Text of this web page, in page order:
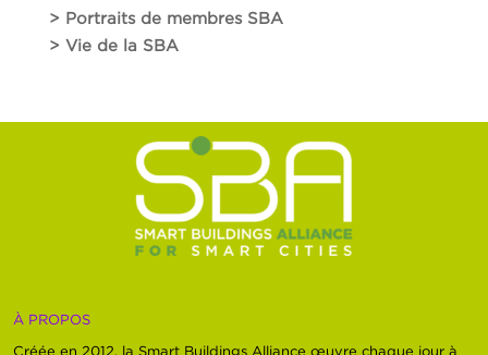
> Portraits de membres SBA
> Vie de la SBA
À PROPOS
Créée en 2012, la Smart Buildings Alliance œuvre chaque jour à